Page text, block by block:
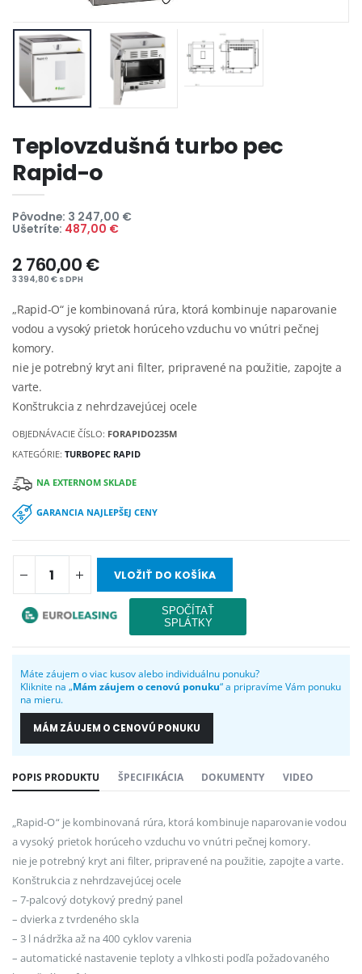
Teplovzdušná turbo pec
Rapid-o
Pôvodne: 3 247,00 €
Ušetríte: 487,00 €
2 760,00 €
3 394,80 € s DPH
„Rapid-O“ je kombinovaná rúra, ktorá kombinuje naparovanie
vodou a vysoký prietok horúceho vzduchu vo vnútri pečnej
komory.
nie je potrebný kryt ani filter, pripravené na použitie, zapojte a
varte.
Konštrukcia z nehrdzavejúcej ocele
OBJEDNÁVACIE ČÍSLO: FORAPIDO235M
KATEGÓRIE:TURBOPEC RAPID
NA EXTERNOM SKLADE
GARANCIA NAJLEPŠEJ CENY
VLOŽIŤ DO KOŠÍKA
Máte záujem o viac kusov alebo individuálnu ponuku?
Kliknite na „Mám záujem o cenovú ponuku“ a pripravíme Vám ponuku
na mieru.
MÁM ZÁUJEM O CENOVÚ PONUKU
POPIS PRODUKTU ŠPECIFIKÁCIA DOKUMENTY VIDEO
„Rapid-O“ je kombinovaná rúra, ktorá kombinuje naparovanie vodou
a vysoký prietok horúceho vzduchu vo vnútri pečnej komory.
nie je potrebný kryt ani filter, pripravené na použitie, zapojte a varte.
Konštrukcia z nehrdzavejúcej ocele
– 7-palcový dotykový predný panel
– dvierka z tvrdeného skla
– 3 l nádržka až na 400 cyklov varenia
– automatické nastavenie teploty a vlhkosti podľa požadovaného